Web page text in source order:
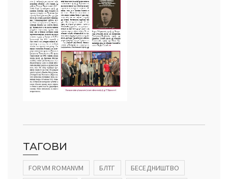
ТАГОВИ
FORVM ROMANVM БЛТГ
БЕСЕДНИШТВО